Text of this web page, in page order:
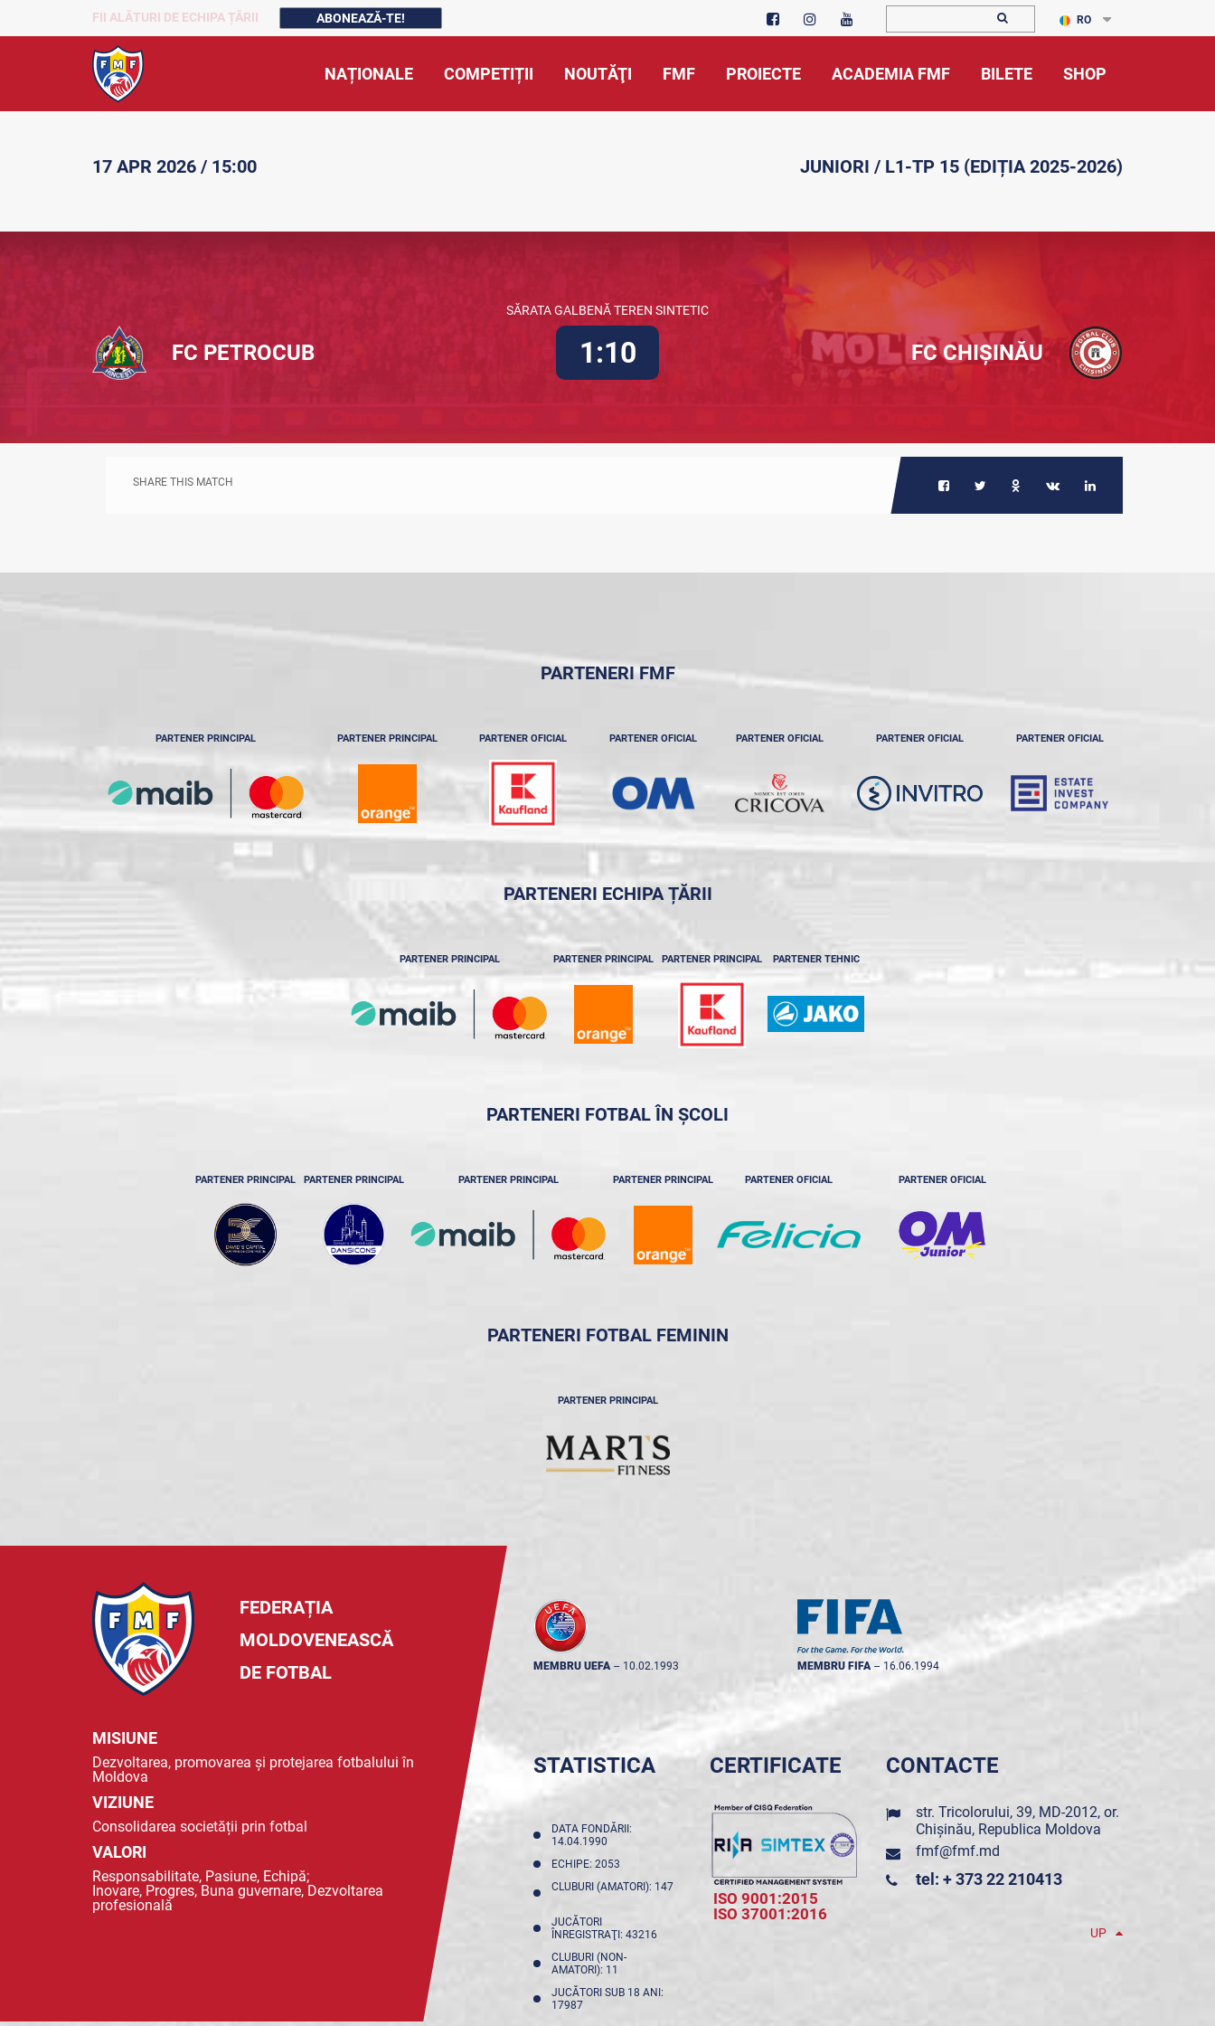
FII ALĂTURI DE ECHIPA ȚĂRII ABONEAZĂ-TE! RO
NAȚIONALE COMPETIȚII NOUTĂŢI FMF PROIECTE ACADEMIA FMF BILETE SHOP
17 APR 2026 / 15:00 JUNIORI / L1-TP 15 (EDIȚIA 2025-2026)
SĂRATA GALBENĂ TEREN SINTETIC
FC PETROCUB 1:10 FC CHIȘINĂU
SHARE THIS MATCH
PARTENERI FMF
PARTENER PRINCIPAL PARTENER PRINCIPAL PARTENER OFICIAL PARTENER OFICIAL PARTENER OFICIAL PARTENER OFICIAL PARTENER OFICIAL
PARTENERI ECHIPA ȚĂRII
PARTENER PRINCIPAL PARTENER PRINCIPAL PARTENER PRINCIPAL PARTENER TEHNIC
PARTENERI FOTBAL ÎN ȘCOLI
PARTENER PRINCIPAL PARTENER PRINCIPAL PARTENER PRINCIPAL PARTENER PRINCIPAL PARTENER OFICIAL PARTENER OFICIAL
PARTENERI FOTBAL FEMININ
PARTENER PRINCIPAL
FEDERAȚIA
MOLDOVENEASCĂ
DE FOTBAL
MISIUNE
Dezvoltarea, promovarea și protejarea fotbalului în
Moldova
VIZIUNE
Consolidarea societății prin fotbal
VALORI
Responsabilitate, Pasiune, Echipă;
Inovare, Progres, Buna guvernare, Dezvoltarea
profesională
MEMBRU UEFA -- 10.02.1993 MEMBRU FIFA -- 16.06.1994
STATISTICA
DATA FONDĂRII:
14.04.1990
ECHIPE: 2053
CLUBURI (AMATORI): 147
JUCĂTORI
ÎNREGISTRAŢI: 43216
CLUBURI (NON-
AMATORI): 11
JUCĂTORI SUB 18 ANI:
17987
CERTIFICATE
ISO 9001:2015
ISO 37001:2016
CONTACTE
str. Tricolorului, 39, MD-2012, or.
Chișinău, Republica Moldova
fmf@fmf.md
tel: + 373 22 210413
UP